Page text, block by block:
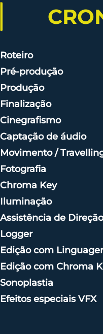
Roteiro
Pré-produção
Produção
Finalização
Cinegrafismo
Captação de áudio
Movimento /
Fotografia
Chroma Key
Iluminação
Assistência de Direção
Logger
Edição com
Edição com Chroma
Sonoplastia
Efeitos especiais VFX